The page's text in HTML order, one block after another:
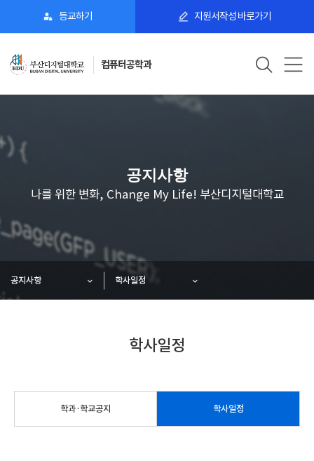
등교하기 지원서작성 바로가기
컴퓨터공학과
공지사항
나를 위한 변화, Change My Life! 부산디지털대학교
공지사항 학사일정
학사일정
학과·학교공지 학사일정